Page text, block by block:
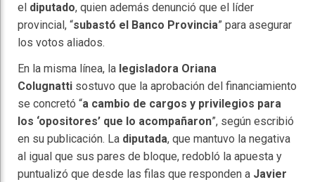
el diputado, quien además denunció que el líder
provincial, “subastó el Banco Provincia” para asegurar
los votos aliados.
En la misma línea, la legisladora Oriana
Colugnatti sostuvo que la aprobación del financiamiento
se concretó “a cambio de cargos y privilegios para
los ‘opositores’ que lo acompañaron”, según escribió
en su publicación. La diputada, que mantuvo la negativa
al igual que sus pares de bloque, redobló la apuesta y
puntualizó que desde las filas que responden a Javier